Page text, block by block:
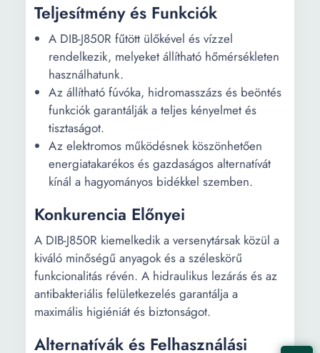
Teljesítmény és Funkciók
A DIB-J850R fűtött ülőkével és vízzel
rendelkezik, melyeket állítható hőmérsékleten
használhatunk.
Az állítható fúvóka, hidromasszázs és beöntés
funkciók garantálják a teljes kényelmet és
tisztaságot.
Az elektromos működésnek köszönhetően
energiatakarékos és gazdaságos alternatívát
kínál a hagyományos bidékkel szemben.
Konkurencia Előnyei
A DIB-J850R kiemelkedik a versenytársak közül a
kiváló minőségű anyagok és a széleskörű
funkcionalitás révén. A hidraulikus lezárás és az
antibakteriális felületkezelés garantálja a
maximális higiéniát és biztonságot.
Alternatívák és Felhasználási